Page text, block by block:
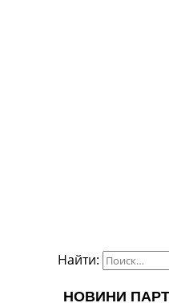
Найти: